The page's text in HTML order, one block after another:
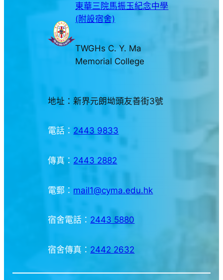
東華三院馬振玉紀念中學
(附設宿舍)
TWGHs C. Y. Ma
Memorial College
地址：新界元朗坳頭友善街3號
電話： 2443 9833
傳真： 2443 2882
電郵： mail1@cyma.edu.hk
宿舍電話： 2443 5880
宿舍傳真： 2442 2632